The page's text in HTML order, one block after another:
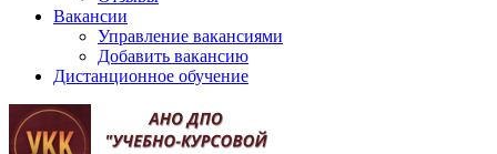
Вакансии
Управление вакансиями
Добавить вакансию
Дистанционное обучение